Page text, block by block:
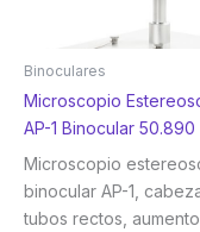
Binoculares
Microscopio
AP-1 Binocular 50.890
Microscopio
binocular AP-1,
tubos rectos,